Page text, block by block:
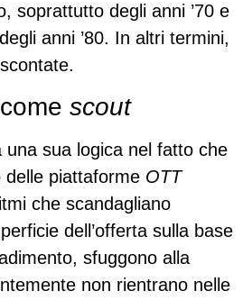
soprattutto degli anni ’70 e
anni ’80. In altri termini,
scout
una sua logica nel fatto che
delle piattaforme OTT
che scandagliano
dell’offerta sulla base
sfuggono alla
non rientrano nelle